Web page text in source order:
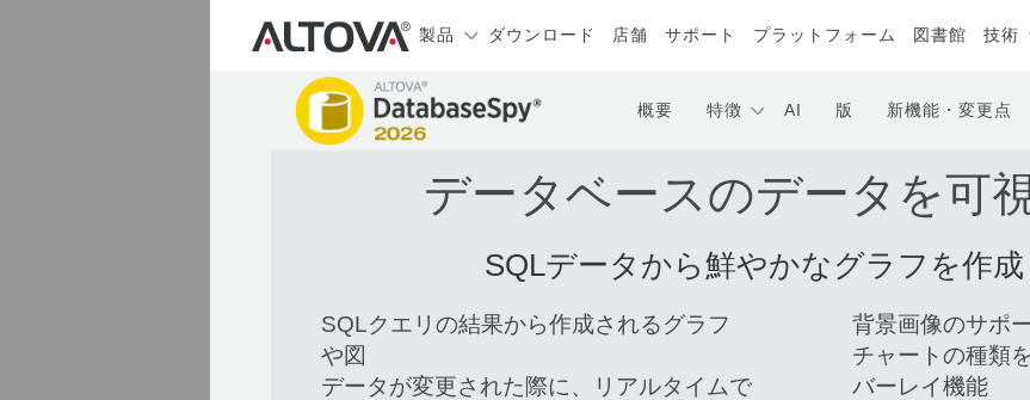
製品 ダウンロード 店舗 サポート プラットフォーム 図書館 技術
概要 特徴 AI 版 新機能・変更点
データベースのデータを可
SQLデータから鮮やかなグラフを作
SQLクエリの結果から作成されるグラフ
や図
データが変更された際に、リアルタイムで
背景画像のサポ
チャートの種類
バーレイ機能